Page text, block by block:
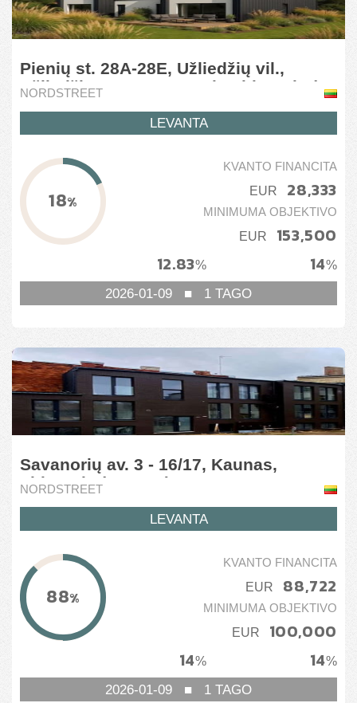
Pienių st. 28A-28E, Užliedžių vil.,
Užliedžių mun., Kauno d., Lithuania (3
NORDSTREET
LEVANTA
18%
KVANTO FINANCITA
EUR 28,333
MINIMUMA OBJEKTIVO
EUR
153,500
14%
12.83%
2026-01-09 ■ 1 TAGO
Savanorių av. 3 - 16/17, Kaunas,
Lithuania (1 stage)
NORDSTREET
LEVANTA
88%
KVANTO FINANCITA
EUR 88,722
MINIMUMA OBJEKTIVO
EUR
100,000
14%
14%
2026-01-09 ■ 1 TAGO